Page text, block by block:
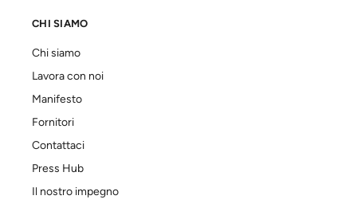
CHI SIAMO
Chi siamo
Lavora con noi
Manifesto
Fornitori
Contattaci
Press Hub
Il nostro impegno